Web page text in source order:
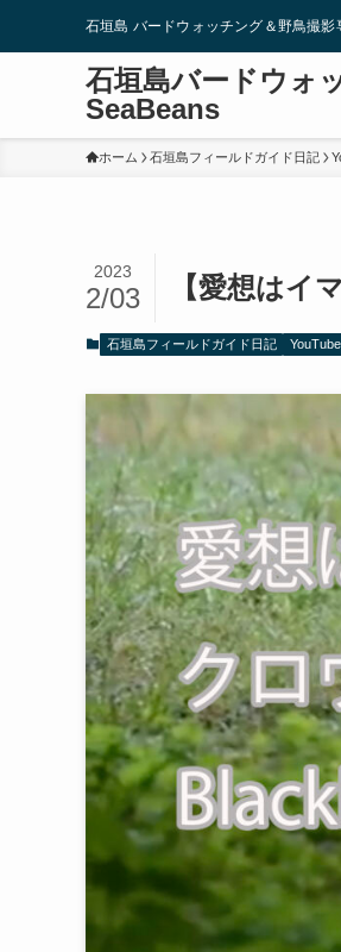
石垣島 バードウォッチング＆野鳥撮影
石垣島バードウォ
SeaBeans
ホーム 石垣島フィールドガイド日記
【愛想はイ
2023
2/03
石垣島フィールドガイド日記 YouTube